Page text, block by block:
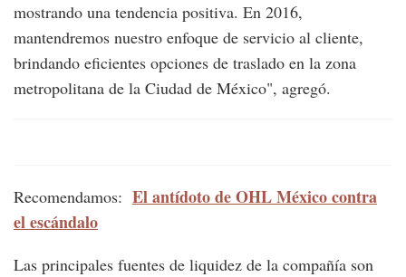
mostrando una tendencia positiva. En 2016,
mantendremos nuestro enfoque de servicio al cliente,
brindando eficientes opciones de traslado en la zona
metropolitana de la Ciudad de México", agregó.
Recomendamos: El antídoto de OHL México contra
el escándalo
Las principales fuentes de liquidez de la compañía son